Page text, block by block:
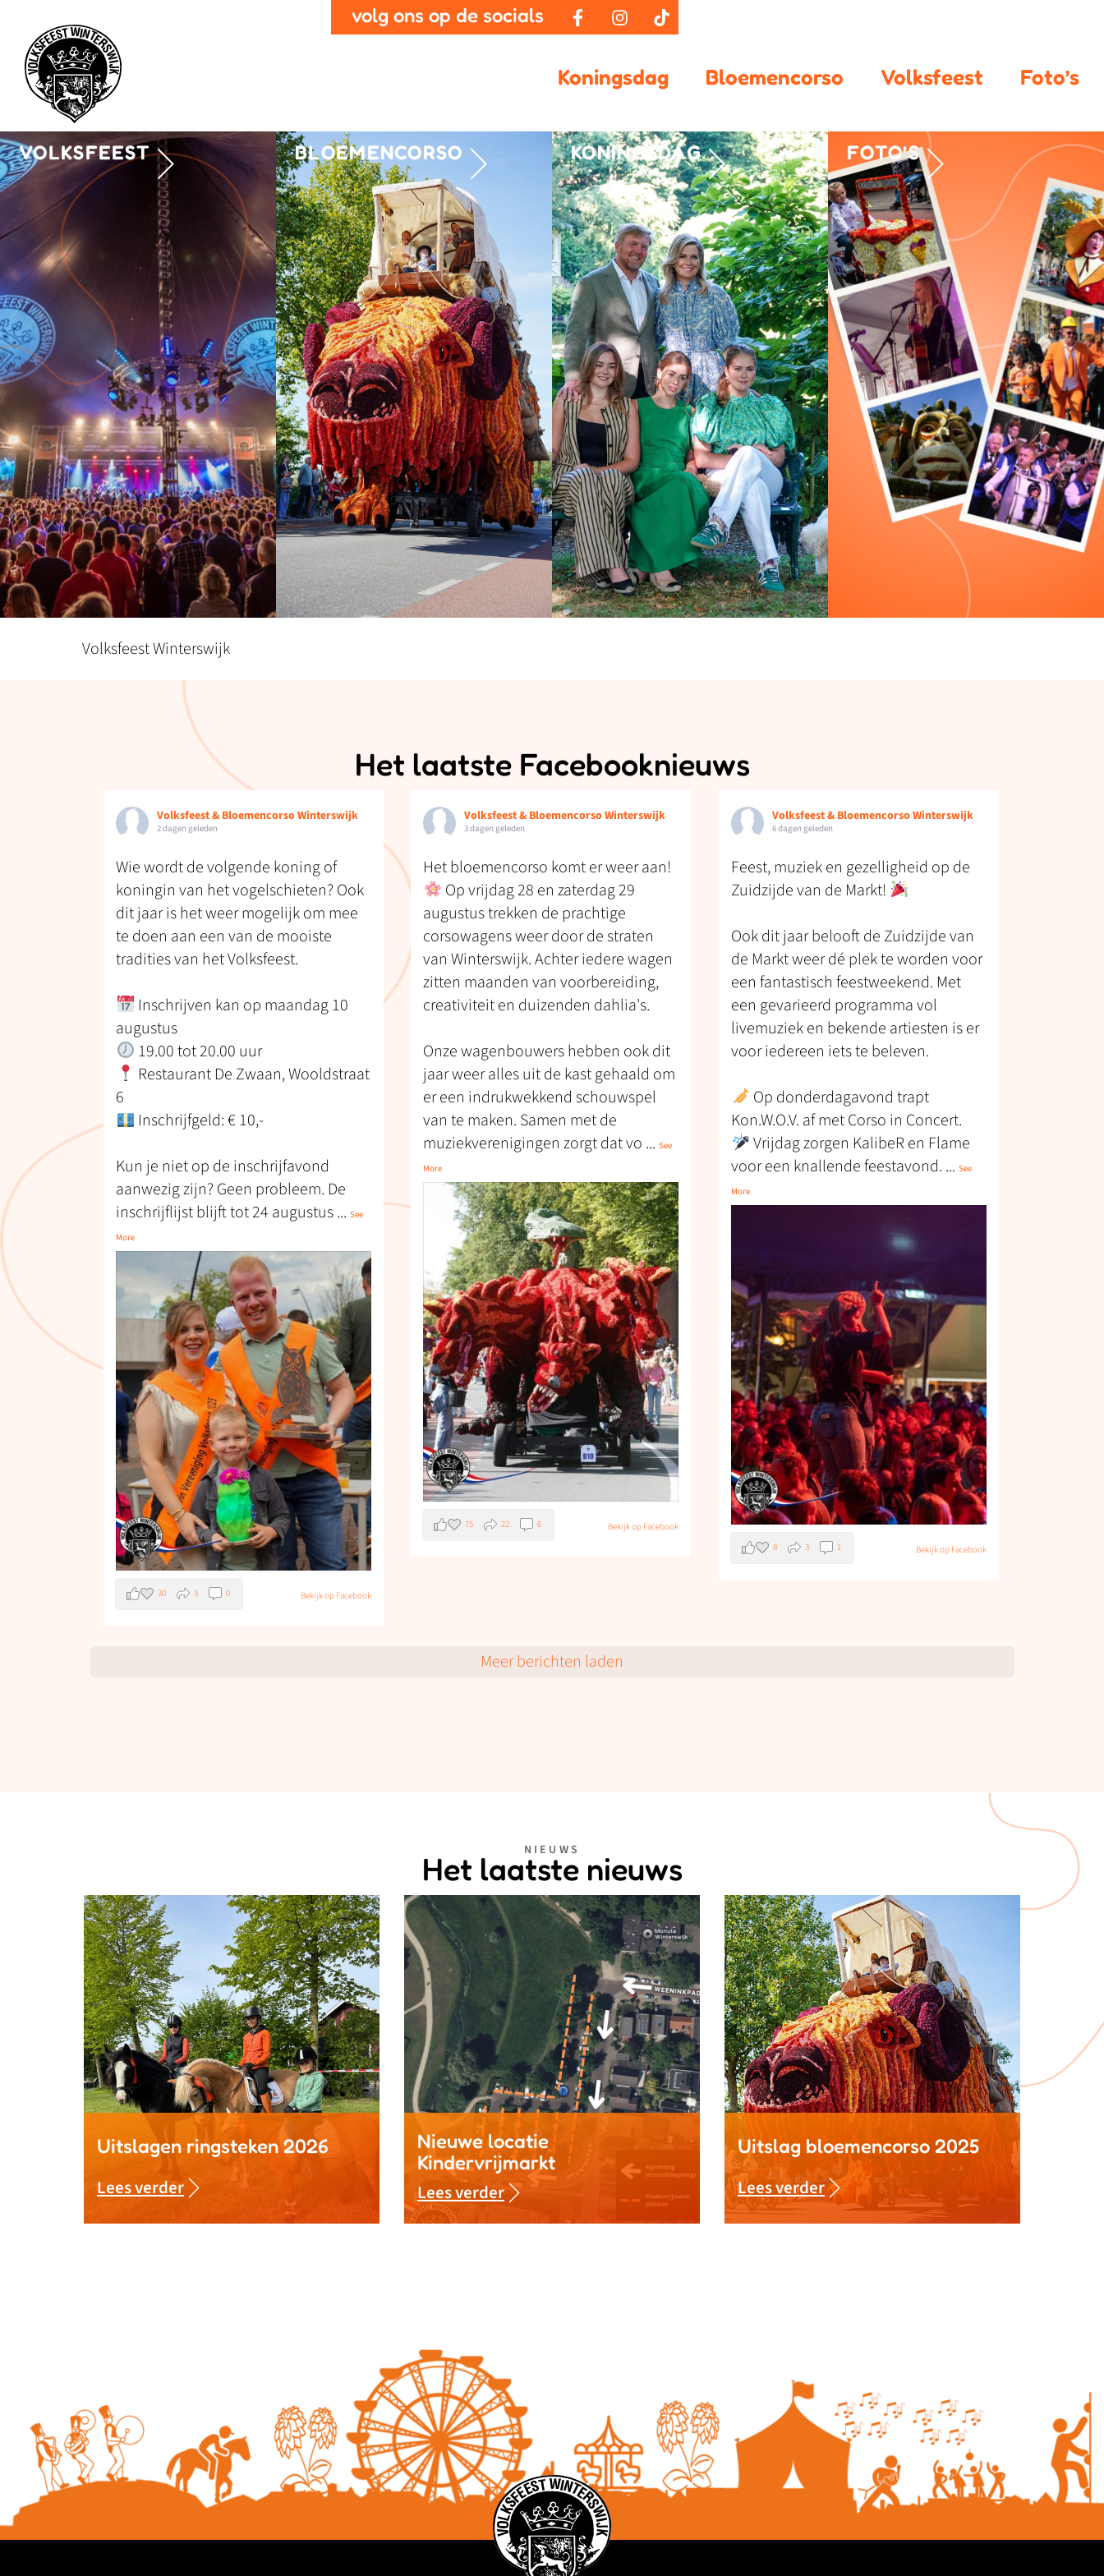
volg ons op de socials
Koningsdag Bloemencorso Volksfeest Foto’s
VOLKSFEEST BLOEMENCORSO KONINGSDAG FOTO’S
Volksfeest Winterswijk
Het laatste Facebooknieuws
Volksfeest & Bloemencorso Winterswijk
2 dagen geleden
Wie wordt de volgende koning of
koningin van het vogelschieten? Ook
dit jaar is het weer mogelijk om mee
te doen aan een van de mooiste
tradities van het Volksfeest.
Inschrijven kan op maandag 10
augustus
19.00 tot 20.00 uur
Restaurant De Zwaan, Wooldstraat
6
Inschrijfgeld: € 10,-
Kun je niet op de inschrijfavond
aanwezig zijn? Geen probleem. De
inschrijflijst blijft tot 24 augustus...See
More
Bekijk op Facebook
30 3 0
Volksfeest & Bloemencorso Winterswijk
3 dagen geleden
Het bloemencorso komt er weer aan!
Op vrijdag 28 en zaterdag 29
augustus trekken de prachtige
corsowagens weer door de straten
van Winterswijk. Achter iedere wagen
zitten maanden van voorbereiding,
creativiteit en duizenden dahlia's.
Onze wagenbouwers hebben ook dit
jaar weer alles uit de kast gehaald om
er een indrukwekkend schouwspel
van te maken. Samen met de
muziekverenigingen zorgt dat vo ...See
More
Bekijk op Facebook
75 22 6
Volksfeest & Bloemencorso Winterswijk
6 dagen geleden
Feest, muziek en gezelligheid op de
Zuidzijde van de Markt!
Ook dit jaar belooft de Zuidzijde van
de Markt weer dé plek te worden voor
een fantastisch feestweekend. Met
een gevarieerd programma vol
livemuziek en bekende artiesten is er
voor iedereen iets te beleven.
Op donderdagavond trapt
Kon.W.O.V. af met Corso in Concert.
Vrijdag zorgen KalibeR en Flame
voor een knallende feestavond. ...See
More
Bekijk op Facebook
8 3 1
Meer berichten laden
NIEUWS
Het laatste nieuws
Uitslagen ringsteken 2026
Lees verder
Nieuwe locatie
Kindervrijmarkt
Lees verder
Uitslag bloemencorso 2025
Lees verder